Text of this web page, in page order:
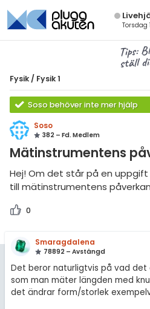
Torsdag
Fysik / Fysik 1
Soso behöver inte mer hjälp
Soso
382 – Fd. Medlem
Mätinstrumentens
Hej! Om det står på en
till mätinstrumentens
0
Smaragdalena
78892 – Avstängd
Det beror naturligtvis på vad det
som man mäter längden med
det ändrar form/storlek
& Bygg
språk